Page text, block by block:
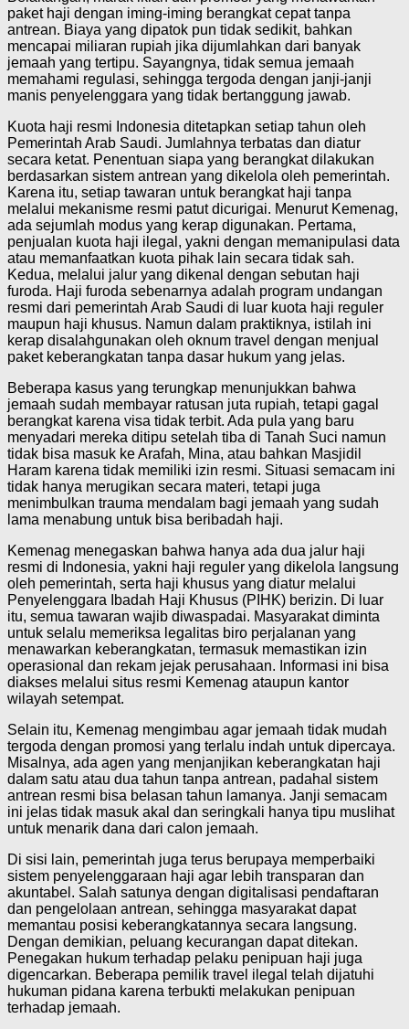
paket haji dengan iming-iming berangkat cepat tanpa
antrean. Biaya yang dipatok pun tidak sedikit, bahkan
mencapai miliaran rupiah jika dijumlahkan dari banyak
jemaah yang tertipu. Sayangnya, tidak semua jemaah
memahami regulasi, sehingga tergoda dengan janji-janji
manis penyelenggara yang tidak bertanggung jawab.
Kuota haji resmi Indonesia ditetapkan setiap tahun oleh
Pemerintah Arab Saudi. Jumlahnya terbatas dan diatur
secara ketat. Penentuan siapa yang berangkat dilakukan
berdasarkan sistem antrean yang dikelola oleh pemerintah.
Karena itu, setiap tawaran untuk berangkat haji tanpa
melalui mekanisme resmi patut dicurigai. Menurut Kemenag,
ada sejumlah modus yang kerap digunakan. Pertama,
penjualan kuota haji ilegal, yakni dengan memanipulasi data
atau memanfaatkan kuota pihak lain secara tidak sah.
Kedua, melalui jalur yang dikenal dengan sebutan haji
furoda. Haji furoda sebenarnya adalah program undangan
resmi dari pemerintah Arab Saudi di luar kuota haji reguler
maupun haji khusus. Namun dalam praktiknya, istilah ini
kerap disalahgunakan oleh oknum travel dengan menjual
paket keberangkatan tanpa dasar hukum yang jelas.
Beberapa kasus yang terungkap menunjukkan bahwa
jemaah sudah membayar ratusan juta rupiah, tetapi gagal
berangkat karena visa tidak terbit. Ada pula yang baru
menyadari mereka ditipu setelah tiba di Tanah Suci namun
tidak bisa masuk ke Arafah, Mina, atau bahkan Masjidil
Haram karena tidak memiliki izin resmi. Situasi semacam ini
tidak hanya merugikan secara materi, tetapi juga
menimbulkan trauma mendalam bagi jemaah yang sudah
lama menabung untuk bisa beribadah haji.
Kemenag menegaskan bahwa hanya ada dua jalur haji
resmi di Indonesia, yakni haji reguler yang dikelola langsung
oleh pemerintah, serta haji khusus yang diatur melalui
Penyelenggara Ibadah Haji Khusus (PIHK) berizin. Di luar
itu, semua tawaran wajib diwaspadai. Masyarakat diminta
untuk selalu memeriksa legalitas biro perjalanan yang
menawarkan keberangkatan, termasuk memastikan izin
operasional dan rekam jejak perusahaan. Informasi ini bisa
diakses melalui situs resmi Kemenag ataupun kantor
wilayah setempat.
Selain itu, Kemenag mengimbau agar jemaah tidak mudah
tergoda dengan promosi yang terlalu indah untuk dipercaya.
Misalnya, ada agen yang menjanjikan keberangkatan haji
dalam satu atau dua tahun tanpa antrean, padahal sistem
antrean resmi bisa belasan tahun lamanya. Janji semacam
ini jelas tidak masuk akal dan seringkali hanya tipu muslihat
untuk menarik dana dari calon jemaah.
Di sisi lain, pemerintah juga terus berupaya memperbaiki
sistem penyelenggaraan haji agar lebih transparan dan
akuntabel. Salah satunya dengan digitalisasi pendaftaran
dan pengelolaan antrean, sehingga masyarakat dapat
memantau posisi keberangkatannya secara langsung.
Dengan demikian, peluang kecurangan dapat ditekan.
Penegakan hukum terhadap pelaku penipuan haji juga
digencarkan. Beberapa pemilik travel ilegal telah dijatuhi
hukuman pidana karena terbukti melakukan penipuan
terhadap jemaah.